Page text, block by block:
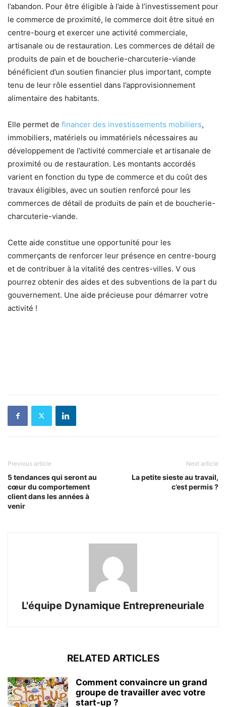
l’abandon. Pour être éligible à l’aide à l’investissement pour
le commerce de proximité, le commerce doit être situé en
centre-bourg et exercer une activité commerciale,
artisanale ou de restauration. Les commerces de détail de
produits de pain et de boucherie-charcuterie-viande
bénéficient d’un soutien financier plus important, compte
tenu de leur rôle essentiel dans l’approvisionnement
alimentaire des habitants.
Elle permet de financer des investissements mobiliers,
immobiliers, matériels ou immatériels nécessaires au
développement de l’activité commerciale et artisanale de
proximité ou de restauration. Les montants accordés
varient en fonction du type de commerce et du coût des
travaux éligibles, avec un soutien renforcé pour les
commerces de détail de produits de pain et de boucherie-
charcuterie-viande.
Cette aide constitue une opportunité pour les
commerçants de renforcer leur présence en centre-bourg
et de contribuer à la vitalité des centres-villes. V ous
pourrez obtenir des aides et des subventions de la part du
gouvernement. Une aide précieuse pour démarrer votre
activité !
Previous article
5 tendances qui seront au
cœur du comportement
client dans les années à
venir
Next article
La petite sieste au travail,
c’est permis ?
L'équipe Dynamique Entrepreneuriale
RELATED ARTICLES
Comment convaincre un grand
groupe de travailler avec votre
start-up ?